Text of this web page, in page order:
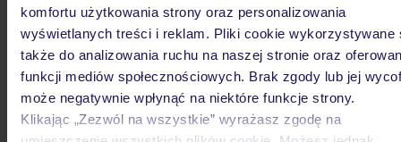
komfortu użytkowania strony oraz personalizowania
wyświetlanych treści i reklam. Pliki cookie wykorzystywane
także do analizowania ruchu na naszej stronie oraz
funkcji mediów społecznościowych. Brak zgody lub jej
może negatywnie wpłynąć na niektóre funkcje strony.
Klikając „Zezwól na wszystkie” wyrażasz zgodę na